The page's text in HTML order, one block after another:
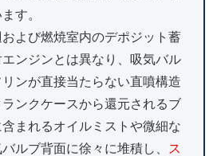
す。
よび燃焼室内のデポジット蓄
ンジンとは異なり、吸気バル
ンが直接当たらない直噴構造
ンクケースから還元されるブ
まれるオイルミストや微細な
ルブ背面に徐々に堆積し、
ス